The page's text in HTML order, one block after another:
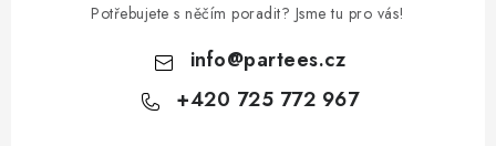
Potřebujete s něčím poradit? Jsme tu pro vás!
info@partees.cz
+420 725 772 967